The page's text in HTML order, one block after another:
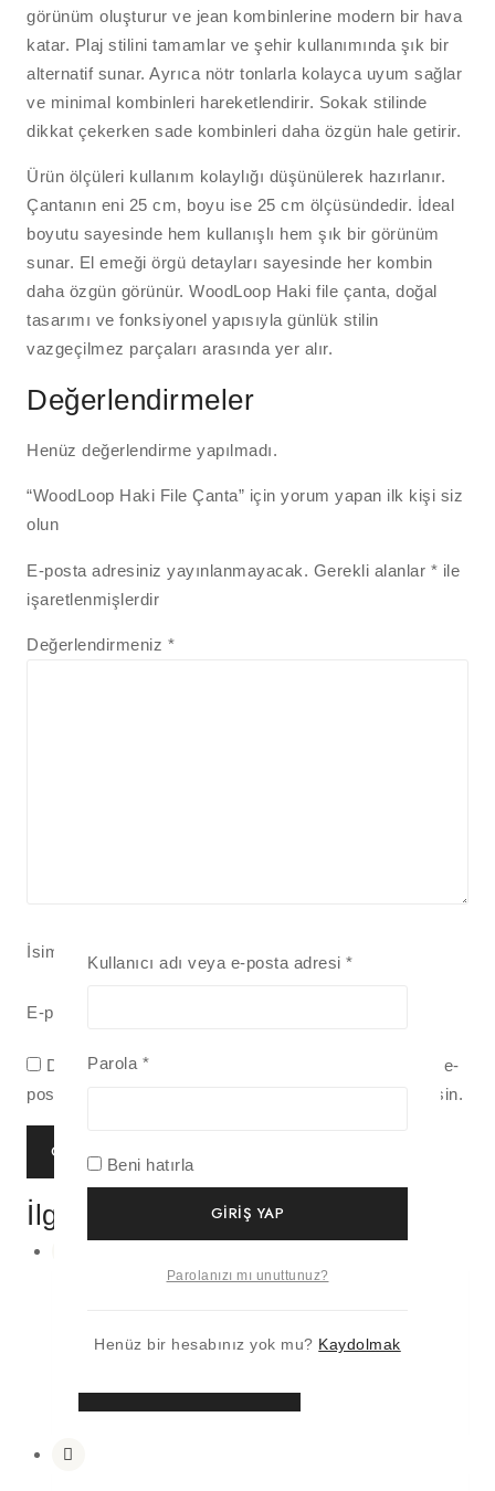
görünüm oluşturur ve jean kombinlerine modern bir hava
katar. Plaj stilini tamamlar ve şehir kullanımında şık bir
alternatif sunar. Ayrıca nötr tonlarla kolayca uyum sağlar
ve minimal kombinleri hareketlendirir. Sokak stilinde
dikkat çekerken sade kombinleri daha özgün hale getirir.
Ürün ölçüleri kullanım kolaylığı düşünülerek hazırlanır.
Çantanın eni 25 cm, boyu ise 25 cm ölçüsündedir. İdeal
boyutu sayesinde hem kullanışlı hem şık bir görünüm
sunar. El emeği örgü detayları sayesinde her kombin
daha özgün görünür. WoodLoop Haki file çanta, doğal
tasarımı ve fonksiyonel yapısıyla günlük stilin
vazgeçilmez parçaları arasında yer alır.
Değerlendirmeler
Henüz değerlendirme yapılmadı.
“WoodLoop Haki File Çanta” için yorum yapan ilk kişi siz
olun
E-posta adresiniz yayınlanmayacak. Gerekli alanlar * ile
işaretlenmişlerdir
Değerlendirmeniz *
İsim
E-posta
Daha sonraki yorumlarımda kullanılması için adım, e-
posta adresim ve site adresim bu tarayıcıya kaydedilsin.
İlgili ürünler
1.100
Kullanıcı adı veya e-posta adresi *
Parola *
Beni hatırla
GIRIŞ YAP
Parolanızı mı unuttunuz?
Henüz bir hesabınız yok mu? Kaydolmak